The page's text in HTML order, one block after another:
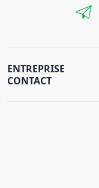
ENTREPRISE
CONTACT